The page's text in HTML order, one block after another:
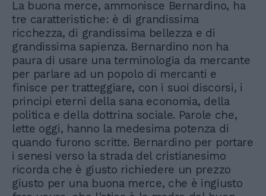
La buona merce, ammonisce Bernardino, ha
tre caratteristiche: è di grandissima
ricchezza, di grandissima bellezza e di
grandissima sapienza. Bernardino non ha
paura di usare una terminologia da mercante
per parlare ad un popolo di mercanti e
finisce per tratteggiare, con i suoi discorsi, i
principi eterni della sana economia, della
politica e della dottrina sociale. Parole che,
lette oggi, hanno la medesima potenza di
quando furono scritte. Bernardino per portare
i senesi verso la strada del cristianesimo
ricorda che è giusto richiedere un prezzo
giusto per una buona merce, che è ingiusto